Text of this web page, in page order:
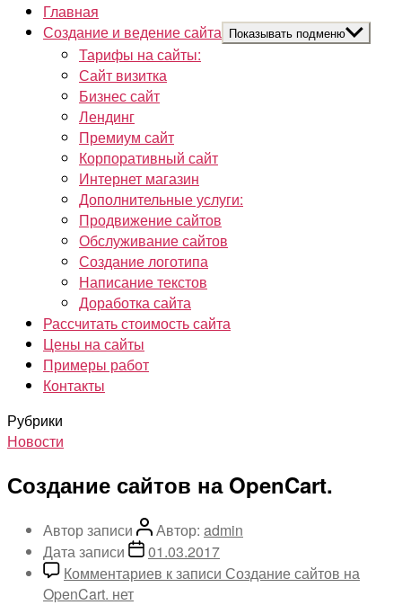
Главная
Создание и ведение сайта Показывать подменю
Тарифы на сайты:
Сайт визитка
Бизнес сайт
Лендинг
Премиум сайт
Корпоративный сайт
Интернет магазин
Дополнительные услуги:
Продвижение сайтов
Обслуживание сайтов
Создание логотипа
Написание текстов
Доработка сайта
Рассчитать стоимость сайта
Цены на сайты
Примеры работ
Контакты
Рубрики
Новости
Создание сайтов на OpenCart.
Автор записи Автор: admin
Дата записи
01.03.2017
Комментариев к записи Создание сайтов на
OpenCart. нет